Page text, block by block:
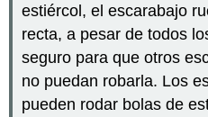
ecosistema?
Procesos
Ecosistémicos
Reciclaje
de
estiércol, el escarabajo
recta, a pesar de todos
seguro para que otros
no puedan robarla. Los
pueden rodar bolas de